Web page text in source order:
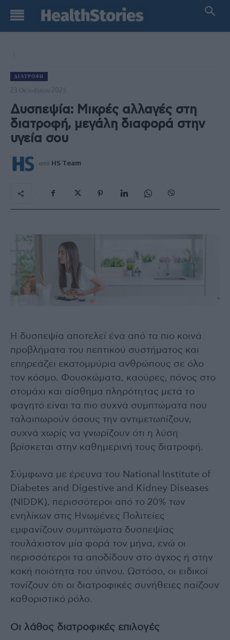
ΔΙΑΤΡΟΦΉ
23 Οκτωβρίου 2025
Δυσπεψία: Μικρές αλλαγές στη
διατροφή, μεγάλη διαφορά στην
υγεία σου
από HS Team
Η δυσπεψία αποτελεί ένα από τα πιο κοινά
προβλήματα του πεπτικού συστήματος και
επηρεάζει εκατομμύρια ανθρώπους σε όλο
τον κόσμο. Φουσκώματα, καούρες, πόνος στο
στομάχι και αίσθημα πληρότητας μετά το
φαγητό είναι τα πιο συχνά συμπτώματα που
ταλαιπωρούν όσους την αντιμετωπίζουν,
συχνά χωρίς να γνωρίζουν ότι η λύση
βρίσκεται στην καθημερινή τους διατροφή.
Σύμφωνα με έρευνα του National Institute of
Diabetes and Digestive and Kidney Diseases
(NIDDK), περισσότεροι από το 20% των
ενηλίκων στις Ηνωμένες Πολιτείες
εμφανίζουν συμπτώματα δυσπεψίας
τουλάχιστον μία φορά τον μήνα, ενώ οι
περισσότεροι τα αποδίδουν στο άγχος ή στην
κακή ποιότητα του ύπνου. Ωστόσο, οι ειδικοί
τονίζουν ότι οι διατροφικές συνήθειες παίζουν
καθοριστικό ρόλο.
Οι λάθος διατροφικές επιλογές